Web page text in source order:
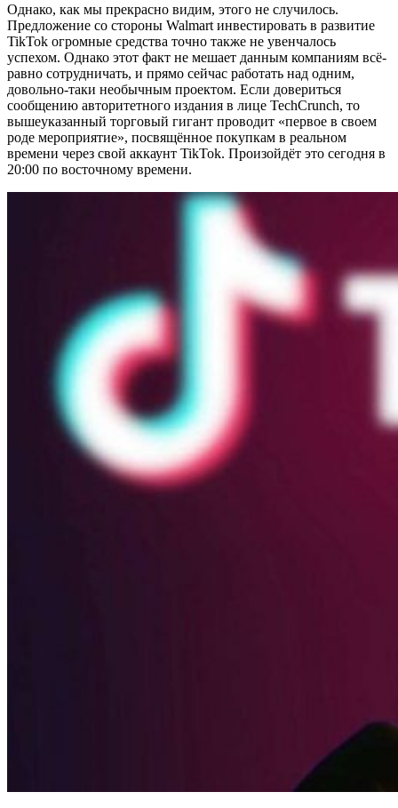
Однако, как мы прекрасно видим, этого не случилось.
Предложение со стороны Walmart инвестировать в развитие
TikTok огромные средства точно также не увенчалось
успехом. Однако этот факт не мешает данным компаниям всё-
равно сотрудничать, и прямо сейчас работать над одним,
довольно-таки необычным проектом. Если довериться
сообщению авторитетного издания в лице TechCrunch, то
вышеуказанный торговый гигант проводит «первое в своем
роде мероприятие», посвящённое покупкам в реальном
времени через свой аккаунт TikTok. Произойдёт это сегодня в
20:00 по восточному времени.